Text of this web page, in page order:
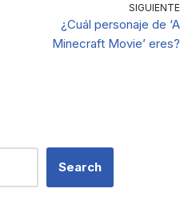
SIGUIENTE
¿Cuál personaje de ‘A
Minecraft Movie’ eres?
Search